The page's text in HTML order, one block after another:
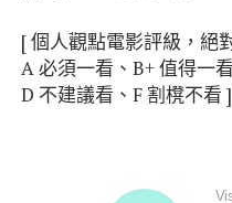
[ 個人觀點電影評級，絕
A 必須一看、B+ 值得一
D 不建議看、F 割櫈不看 ]